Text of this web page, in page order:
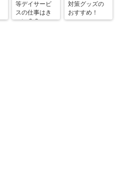
等デイサービ
スの仕事はき
つい？？
対策グッズの
おすすめ！